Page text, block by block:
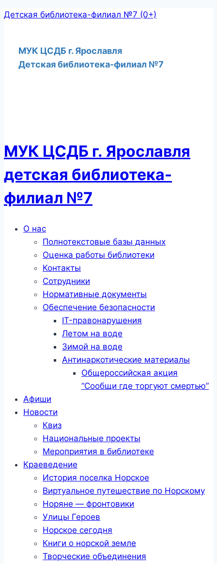
Перейти
Детская библиотека-филиал №7 (0+)
МУК ЦСДБ г. Ярославля
Детская библиотека-филиал №7
МУК ЦСДБ г. Ярославля
детская библиотека-
филиал №7
МенюО нас
Полнотекстовые базы данных
Оценка работы библиотеки
Контакты
Сотрудники
Нормативные документы
Обеспечение безопасности
IT-правонарушения
Летом на воде
Зимой на воде
Антинаркотические материалы
Общероссийская акция
“Сообщи где торгуют смертью”
Афиши
Новости
Квиз
Национальные проекты
Мероприятия в библиотеке
Краеведение
История поселка Норское
Виртуальное путешествие по Норскому
Норяне — фронтовики
Улицы Героев
Норское сегодня
Книги о норской земле
Творческие объединения